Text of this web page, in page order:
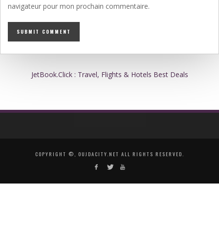
navigateur pour mon prochain commentaire.
JetBook.Click : Travel, Flights & Hotels Best Deals
COPYRIGHT ©, OUJDACITY.NET ALL RIGHTS RESERVED.